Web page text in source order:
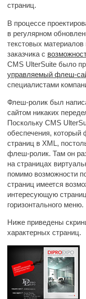
страниц.
В процессе
в регулярном
текстовых
заказчика с
CMS UlterSuite было
управляемый флеш-
специалистами
Флеш-ролик был
сайтом никаких
Поскольку CMS
обеспечения, который
страниц в XML,
флеш-ролик. Там он
на страницах
помимо возможности
страниц имеется
интересующую
горизонтального меню.
Ниже приведены
характерных страниц.